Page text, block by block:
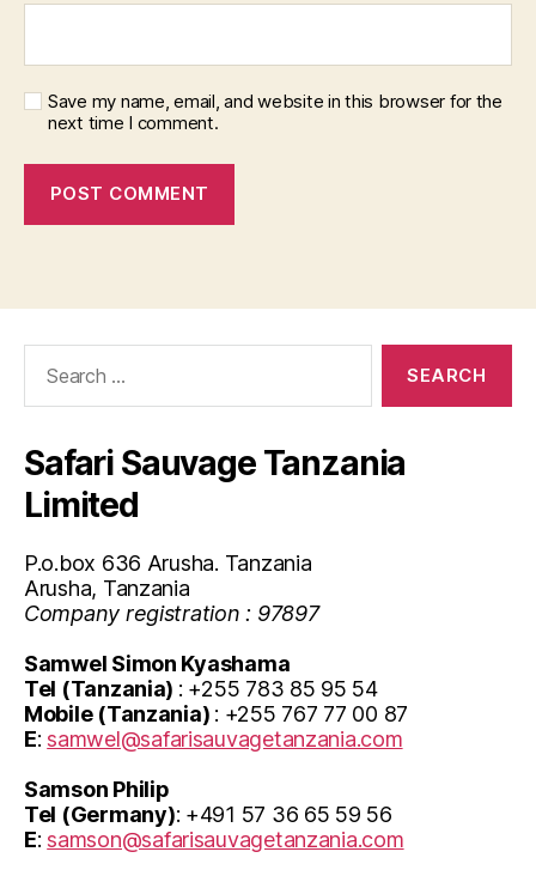
Save my name, email, and website in this browser for the
next time I comment.
Safari Sauvage Tanzania
Limited
P.o.box 636 Arusha. Tanzania
Arusha, Tanzania
Company registration : 97897
Samwel Simon Kyashama
Tel (Tanzania) : +255 783 85 95 54
Mobile (Tanzania) : +255 767 77 00 87
E:samwel@safarisauvagetanzania.com
Samson Philip
Tel (Germany): +491 57 36 65 59 56
E:samson@safarisauvagetanzania.com